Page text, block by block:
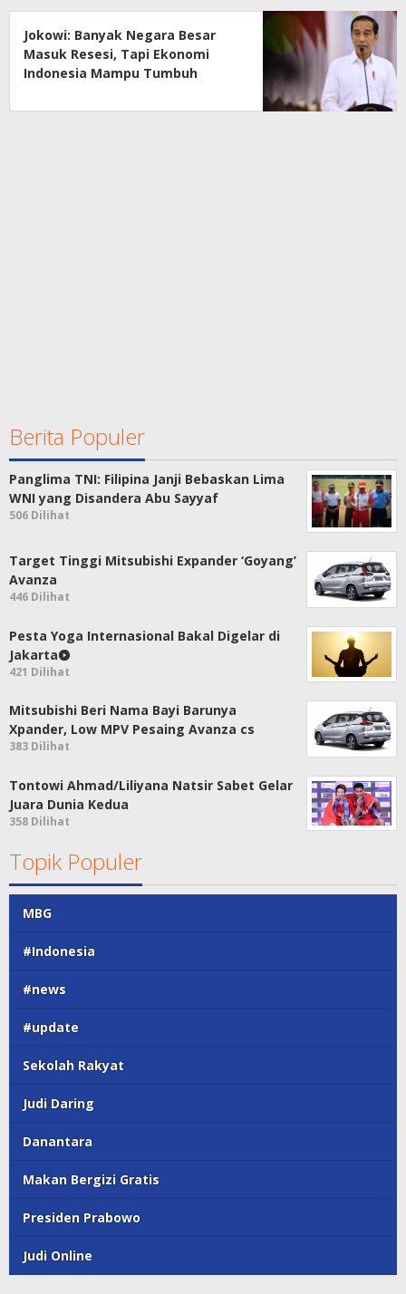
Jokowi: Banyak Negara Besar
Masuk Resesi, Tapi Ekonomi
Indonesia Mampu Tumbuh
Berita Populer
Panglima TNI: Filipina Janji Bebaskan Lima
WNI yang Disandera Abu Sayyaf
506 Dilihat
Target Tinggi Mitsubishi Expander ‘Goyang’
Avanza
446 Dilihat
Pesta Yoga Internasional Bakal Digelar di
Jakarta
421 Dilihat
Mitsubishi Beri Nama Bayi Barunya
Xpander, Low MPV Pesaing Avanza cs
383 Dilihat
Tontowi Ahmad/Liliyana Natsir Sabet Gelar
Juara Dunia Kedua
358 Dilihat
Topik Populer
MBG
#Indonesia
#news
#update
Sekolah Rakyat
Judi Daring
Danantara
Makan Bergizi Gratis
Presiden Prabowo
Judi Online